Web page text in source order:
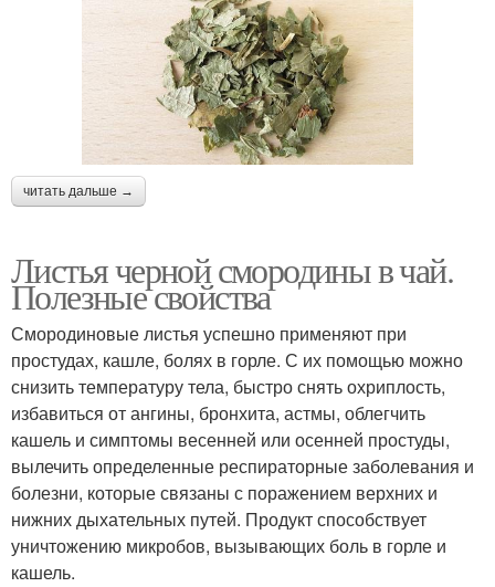
читать дальше →
Листья черной смородины в чай.
Полезные свойства
Смородиновые листья успешно применяют при
простудах, кашле, болях в горле. С их помощью можно
снизить температуру тела, быстро снять охриплость,
избавиться от ангины, бронхита, астмы, облегчить
кашель и симптомы весенней или осенней простуды,
вылечить определенные респираторные заболевания и
болезни, которые связаны с поражением верхних и
нижних дыхательных путей. Продукт способствует
уничтожению микробов, вызывающих боль в горле и
кашель.